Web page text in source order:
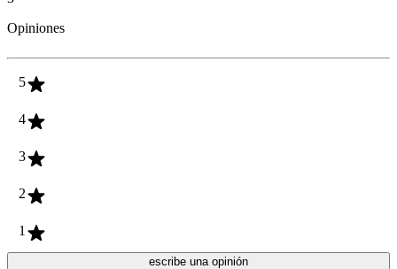
Opiniones
5
4
3
2
1
escribe una opinión